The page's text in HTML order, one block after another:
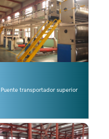
Puente transportador superior